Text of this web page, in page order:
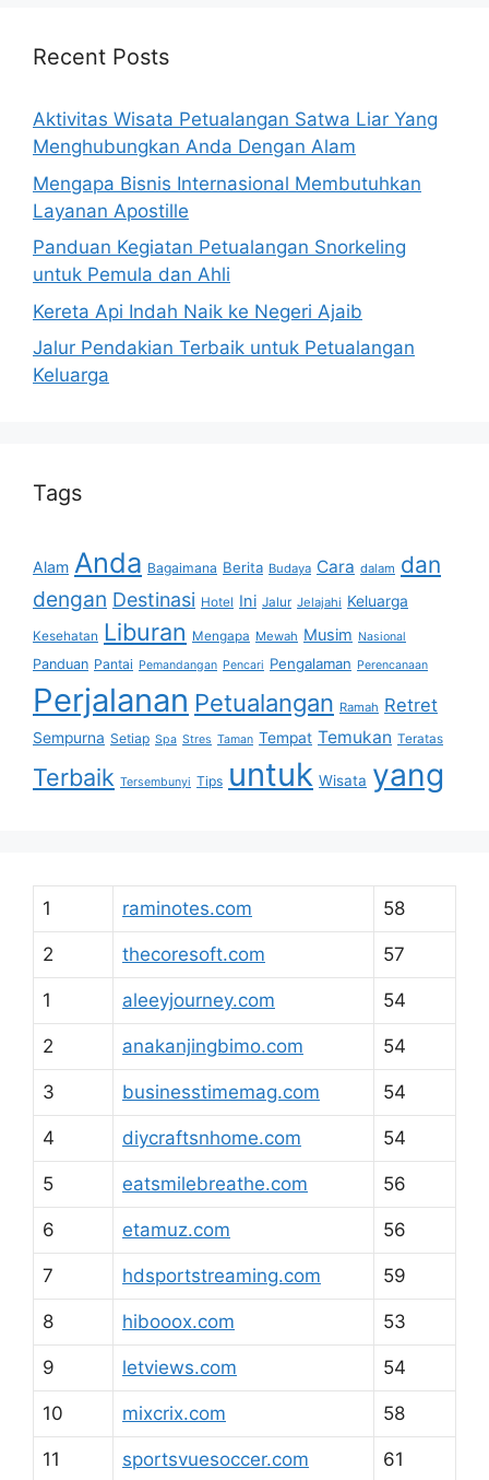
Recent Posts
Aktivitas Wisata Petualangan Satwa Liar Yang
Menghubungkan Anda Dengan Alam
Mengapa Bisnis Internasional Membutuhkan
Layanan Apostille
Panduan Kegiatan Petualangan Snorkeling
untuk Pemula dan Ahli
Kereta Api Indah Naik ke Negeri Ajaib
Jalur Pendakian Terbaik untuk Petualangan
Keluarga
Tags
Alam Anda Bagaimana Berita Budaya Cara dalam dan
dengan Destinasi Hotel Ini Jalur Jelajahi Keluarga
Kesehatan Liburan Mengapa Mewah Musim Nasional
Panduan Pantai Pemandangan Pencari Pengalaman Perencanaan
Perjalanan Petualangan Ramah Retret
Sempurna Setiap Spa Stres Taman Tempat Temukan Teratas
Terbaik Tersembunyi Tips untuk Wisata yang
1 raminotes.com 58
2 thecoresoft.com 57
1 aleeyjourney.com 54
2 anakanjingbimo.com 54
3 businesstimemag.com 54
4 diycraftsnhome.com 54
5 eatsmilebreathe.com 56
6 etamuz.com 56
7 hdsportstreaming.com 59
8 hibooox.com 53
9 letviews.com 54
10 mixcrix.com 58
11 sportsvuesoccer.com 61